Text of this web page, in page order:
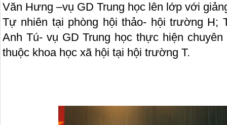
Văn Hưng –vụ GD Trung học lên lớp với
Tự nhiên tại phòng hội thảo- hội trường H;
Anh Tú- vụ GD Trung học thực hiện
thuộc khoa học xã hội tại hội trường T.